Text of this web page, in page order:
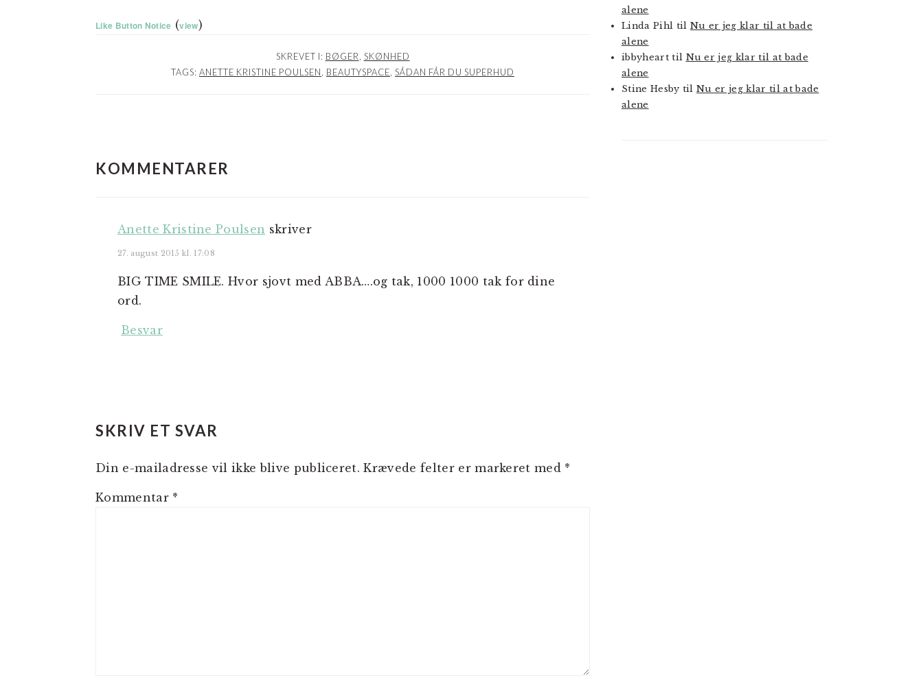
Like Button Notice (view)
SKREVET I: BØGER
SKØNHED
TAGS: ANETTE KRISTINE POULSEN BEAUTYSPACE SÅDAN FÅR DU SUPERHUD
KOMMENTARER
Anette Kristine Poulsen skriver
27. august 2015 kl. 17:08
BIG TIME SMILE. Hvor sjovt med ABBA….og tak, 1000 1000 tak for dine
ord.
Besvar
SKRIV ET SVAR
Din e-mailadresse vil ikke blive publiceret. Krævede felter er markeret med *
Kommentar *
alene
Linda Pihl til Nu er jeg klar til at bade
alene
ibbyhearttil Nu er jeg klar til at bade
alene
Stine Hesby tilNu er jeg klar til at bade
alene